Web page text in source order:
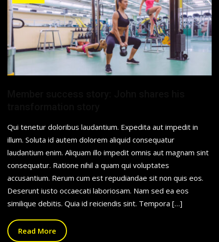
Qui tenetur doloribus laudantium. Expedita aut impedit in
illum. Soluta id autem dolorem aliquid consequatur
laudantium enim. Aliquam illo impedit omnis aut magnam sint
consequatur. Ratione nihil a quam qui voluptates
accusantium. Rerum cum est repudiandae sit non quis eos.
Deserunt iusto occaecati laboriosam. Nam sed ea eos
similique debitis. Quia id reiciendis sint. Tempora […]
Read More